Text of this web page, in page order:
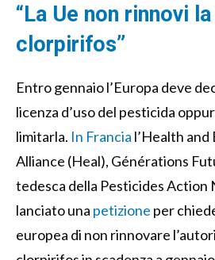
“La Ue non rinnovi
clorpirifos”
Entro gennaio l’Europa deve
licenza d’uso del pesticida
limitarla. In Francia l’Health
Alliance (Heal), Générations
tedesca della Pesticides Action
lanciato una petizione per
europea di non rinnovare